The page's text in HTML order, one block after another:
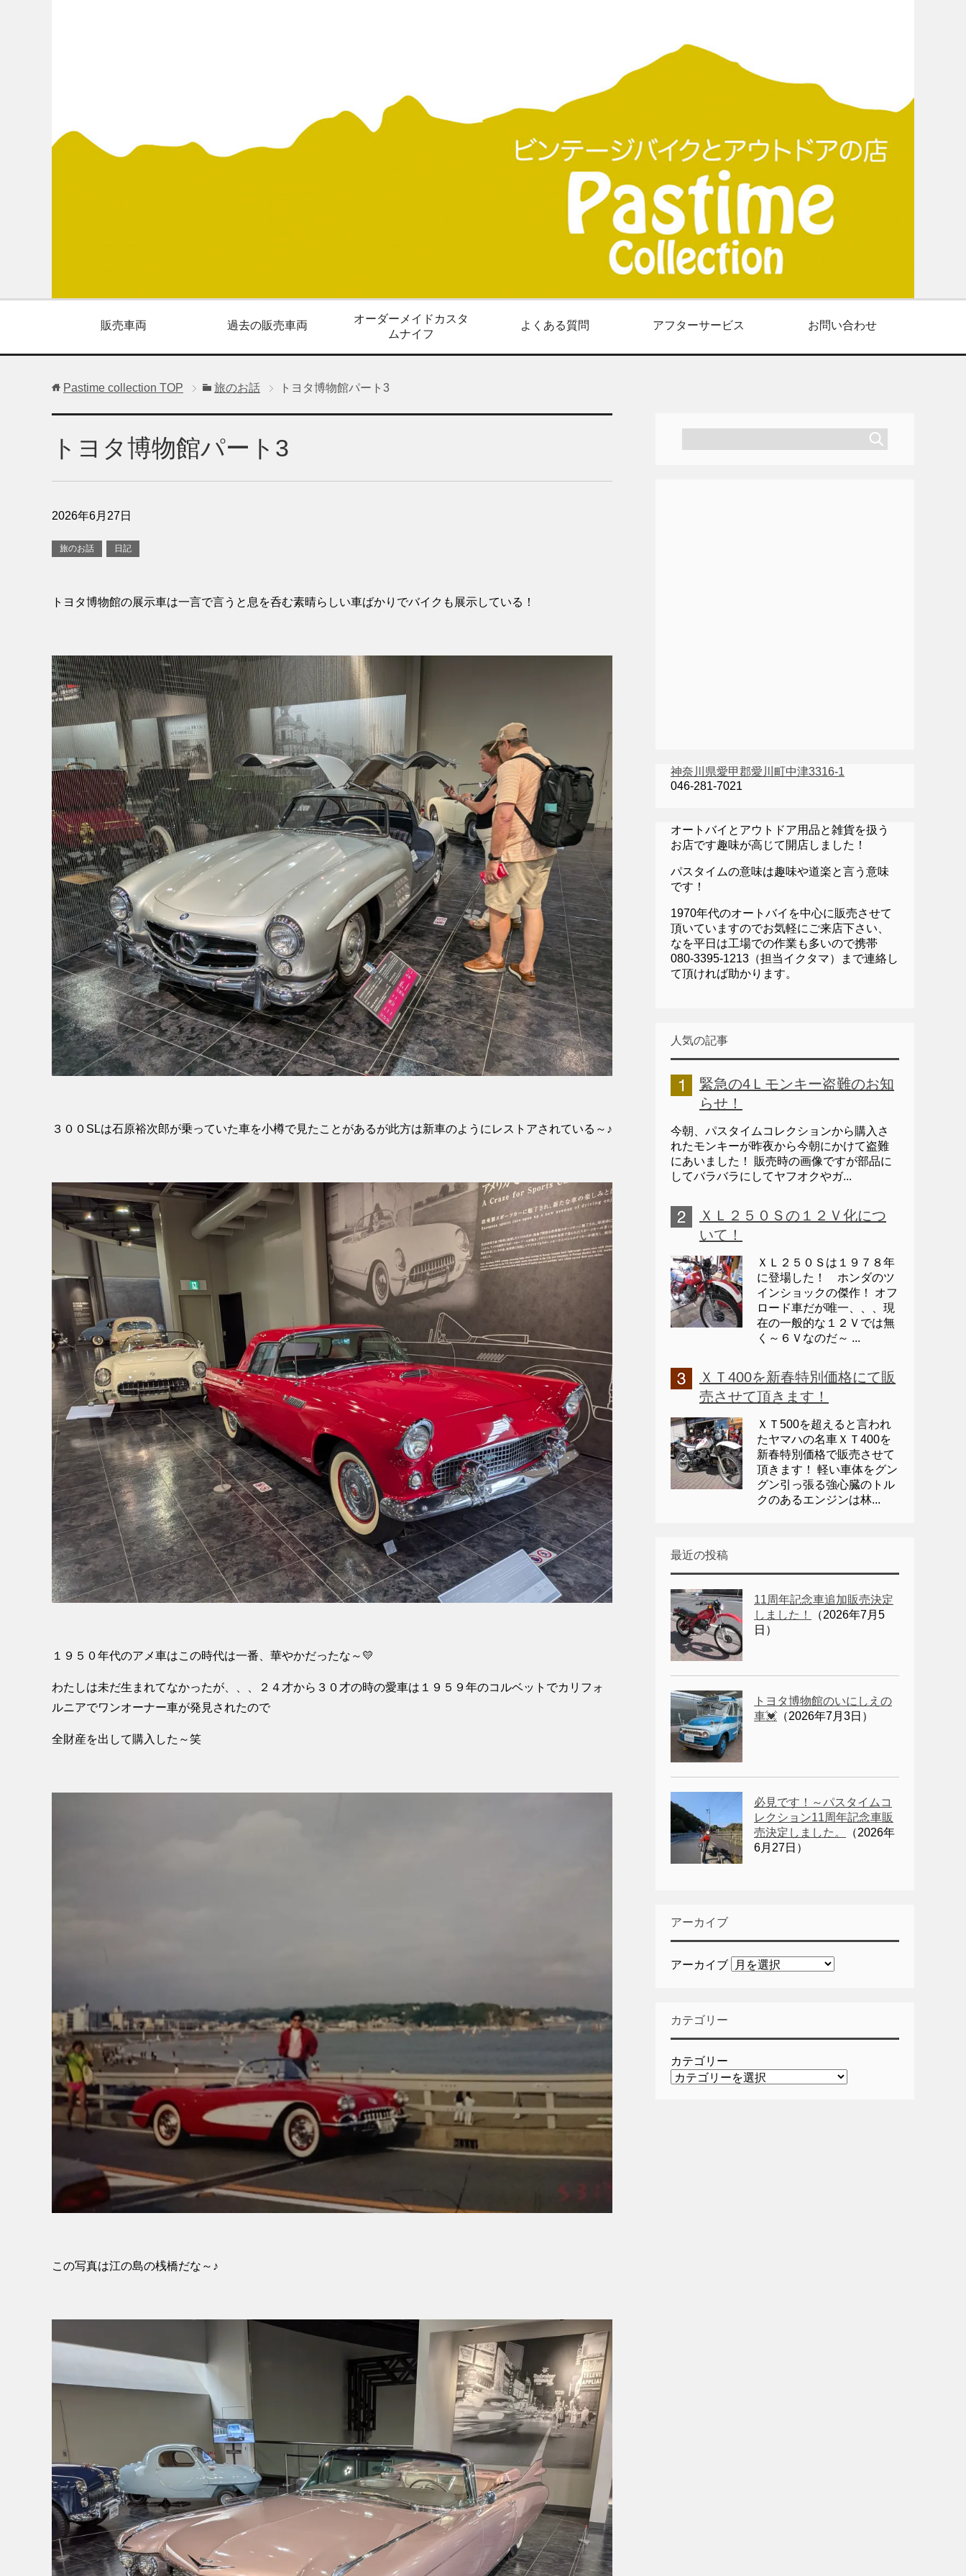
販売車両 過去の販売車両
オーダーメイドカスタ
ムナイフ
よくある質問 アフターサービス お問い合わせ
Pastime collection TOP 旅のお話 トヨタ博物館パート3
トヨタ博物館パート3
2026年6月27日
旅のお話 日記
トヨタ博物館の展示車は一言で言うと息を呑む素晴らしい車ばかりでバイクも展示している！
３００SLは石原裕次郎が乗っていた車を小樽で見たことがあるが此方は新車のようにレストアされている～♪
１９５０年代のアメ車はこの時代は一番、華やかだったな～💛
わたしは未だ生まれてなかったが、、、２４才から３０才の時の愛車は１９５９年のコルベットでカリフォ
ルニアでワンオーナー車が発見されたので
全財産を出して購入した～笑
この写真は江の島の桟橋だな～♪
神奈川県愛甲郡愛川町中津3316-1
046-281-7021
オートバイとアウトドア用品と雑貨を扱う
お店です趣味が高じて開店しました！
パスタイムの意味は趣味や道楽と言う意味
です！
1970年代のオートバイを中心に販売させて
頂いていますのでお気軽にご来店下さい、
なを平日は工場での作業も多いので携帯
080-3395-1213（担当イクタマ）まで連絡し
て頂ければ助かります。
人気の記事
緊急の4Ｌモンキー盗難のお知
らせ！
今朝、パスタイムコレクションから購入さ
れたモンキーが昨夜から今朝にかけて盗難
にあいました！ 販売時の画像ですが部品に
してバラバラにしてヤフオクやガ...
ＸＬ２５０Ｓの１２Ｖ化につ
いて！
ＸＬ２５０Ｓは１９７８年
に登場した！ ホンダのツ
インショックの傑作！ オフ
ロード車だが唯一、、、現
在の一般的な１２Ｖでは無
く～６Ｖなのだ～ ...
ＸＴ400を新春特別価格にて販
売させて頂きます！
ＸＴ500を超えると言われ
たヤマハの名車ＸＴ400を
新春特別価格で販売させて
頂きます！ 軽い車体をグン
グン引っ張る強心臓のトル
クのあるエンジンは林...
最近の投稿
11周年記念車追加販売決定
しました！
（2026年7月5
日）
トヨタ博物館のいにしえの
車💓 （2026年7月3日）
必見です！～パスタイムコ
レクション11周年記念車販
売決定しました。
（2026年
6月27日）
アーカイブ
アーカイブ
カテゴリー
カテゴリー